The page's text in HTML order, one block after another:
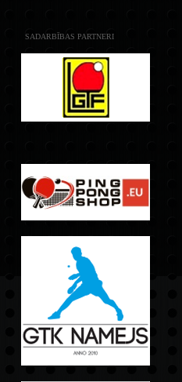
SADARBĪBAS PARTNERI